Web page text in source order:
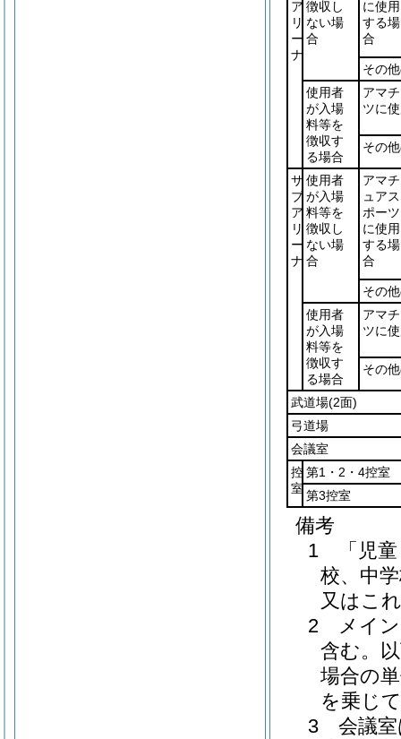
ア
リ
ー
ナ
徴収し
ない場
合
に使用
する場
合
その
使用者
が入場
料等を
徴収す
る場合
アマ
ツに
その
サ
ブ
ア
リ
ー
ナ
使用者
が入場
料等を
徴収し
ない場
合
アマチ
ュアス
ポーツ
に使用
する場
合
その
使用者
が入場
料等を
徴収す
る場合
アマ
ツに
その
武道場(2面)
弓道場
会議室
控
室
第1・2・4控室
第3控室
備考
1 「児童
校、中
又はこ
2 メイン
含む。
場合の
を乗じ
3 会議室